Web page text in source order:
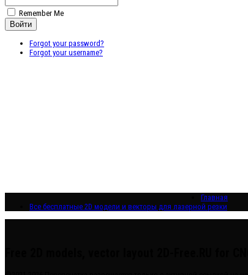
Remember Me
Forgot your password?
Forgot your username?
Главная
Все бесплатные 2D модели и векторы для лазерной резки